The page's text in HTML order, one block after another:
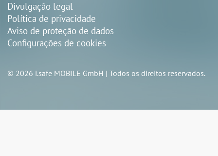
Divulgação legal
Política de privacidade
Aviso de proteção de dados
Configurações de cookies
© 2026 i.safe MOBILE GmbH | Todos os direitos reservados.